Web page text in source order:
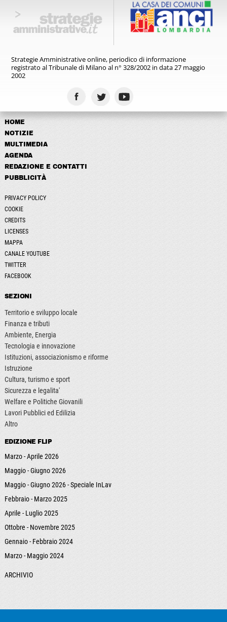
Strategie Amministrative online, periodico di informazione
registratoal Tribunale di Milano al n° 328/2002 in data 27 maggio
2002
HOME
NOTIZIE
MULTIMEDIA
AGENDA
REDAZIONE E CONTATTI
PUBBLICITÀ
PRIVACY POLICY
COOKIE
CREDITS
LICENSES
MAPPA
CANALE YOUTUBE
TWITTER
FACEBOOK
SEZIONI
Territorio e sviluppo locale
Finanza e tributi
Ambiente, Energia
Tecnologia e innovazione
Istituzioni, associazionismo e riforme
Istruzione
Cultura, turismo e sport
Sicurezza e legalita'
Welfare e Politiche Giovanili
Lavori Pubblici ed Edilizia
Altro
EDIZIONE FLIP
Marzo - Aprile 2026
Maggio - Giugno 2026
Maggio - Giugno 2026 - Speciale InLav
Febbraio - Marzo 2025
Aprile - Luglio 2025
Ottobre - Novembre 2025
Gennaio - Febbraio 2024
Marzo - Maggio 2024
ARCHIVIO